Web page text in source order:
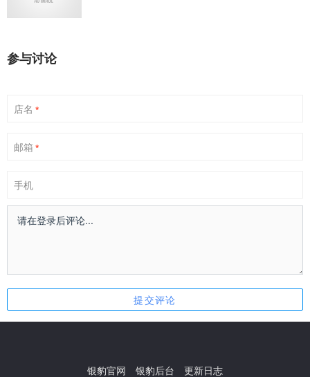
参与讨论
店名 *
邮箱 *
手机
银豹官网 银豹后台 更新日志